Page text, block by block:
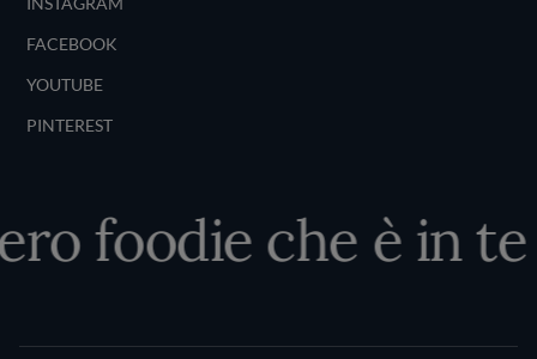
FACEBOOK
YOUTUBE
PINTEREST
foodie che è in te